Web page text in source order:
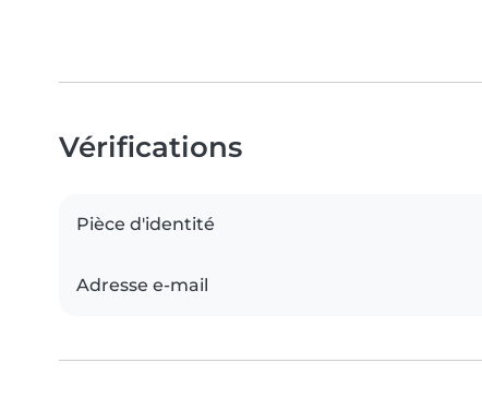
Vérifications
Pièce d'identité
Adresse e-mail